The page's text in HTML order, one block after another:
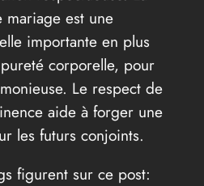
mariage est une
importante en plus
corporelle, pour
Le respect de
aide à forger une
les futurs conjoints.
figurent sur ce post: